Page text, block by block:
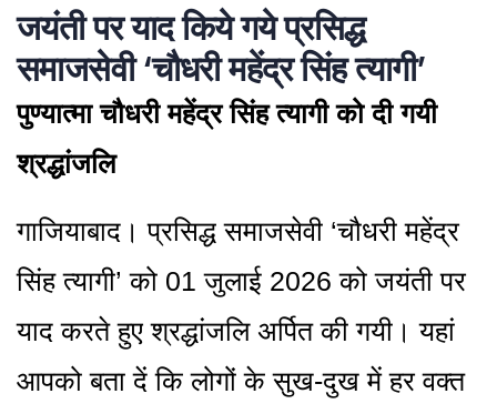
जयंती पर याद किये गये प्रसिद्ध
समाजसेवी ‘चौधरी महेंद्र सिंह त्यागी’
पुण्यात्मा चौधरी महेंद्र सिंह त्यागी को दी गयी
श्रद्धांजलि
गाजियाबाद। प्रसिद्ध समाजसेवी ‘चौधरी महेंद्र
सिंह त्यागी’ को 01 जुलाई 2026 को जयंती पर
याद करते हुए श्रद्धांजलि अर्पित की गयी। यहां
आपको बता दें कि लोगों के सुख-दुख में हर वक्त